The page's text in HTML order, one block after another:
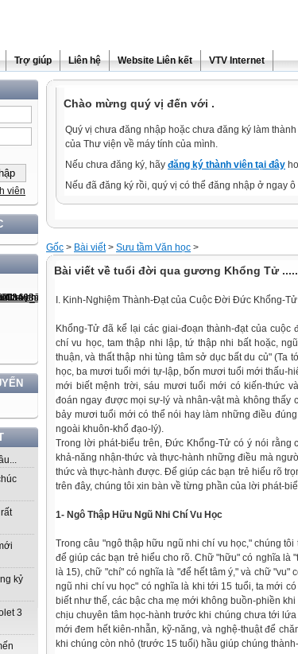
Trợ giúp Liên hệ Website Liên kết VTV Internet
viên
kỷ
3
Chào mừng quý vị đến với .
Quý vị chưa đăng nhập hoặc chưa đăng ký làm
của Thư viện về máy tính của mình.
Nếu chưa đăng ký, hãy đăng ký thành viên tại đây
Nếu đã đăng ký rồi, quý vị có thể đăng nhập ở ngay
Gốc > Bài viết> Sưu tầm Văn học >
Bài viết về tuổi đời qua gương Khổng Tử
I. Kinh-Nghiệm Thành-Đạt của Cuộc Đời Đức Khổng-Tử
Khổng-Tử đã kể lại các giai-đoạn thành-đạt của
chí vu học, tam thập nhi lập, tứ thập nhi bất hoặc,
thuận, và thất thập nhi tùng tâm sở dục bất du củ" (Ta
học, ba mươi tuổi mới tự-lập, bốn mươi tuổi mới thấu-
mới biết mệnh trời, sáu mươi tuổi mới có kiến-thức
đoán ngay được mọi sự-lý và nhân-vật mà không
bảy mươi tuổi mới có thể nói hay làm những điều
ngoài khuôn-khổ đạo-lý).
Trong lời phát-biểu trên, Đức Khổng-Tử có ý nói
khả-năng nhận-thức và thực-hành những điều mà
thức và thực-hành được. Để giúp các bạn trẻ hiểu rõ
trên đây, chúng tôi xin bàn về từng phần của lời phát-
1- Ngô Thập Hữu Ngũ Nhi Chí Vu Học
Trong câu "ngô thập hữu ngũ nhi chí vu học," chúng
để giúp các bạn trẻ hiểu cho rõ. Chữ "hữu" có nghĩa là
là 15), chữ "chí" có nghĩa là "để hết tâm ý," và chữ "vu"
ngũ nhi chí vu học" có nghĩa là khi tới 15 tuổi, ta mới
biết như thế, các bậc cha mẹ mới không buồn-phiền
chịu chuyên tâm học-hành trước khi chúng chưa tới
mới đem hết kiên-nhẫn, kỹ-năng, và nghệ-thuật để
khi chúng còn nhỏ (trước 15 tuổi) hầu giúp chúng